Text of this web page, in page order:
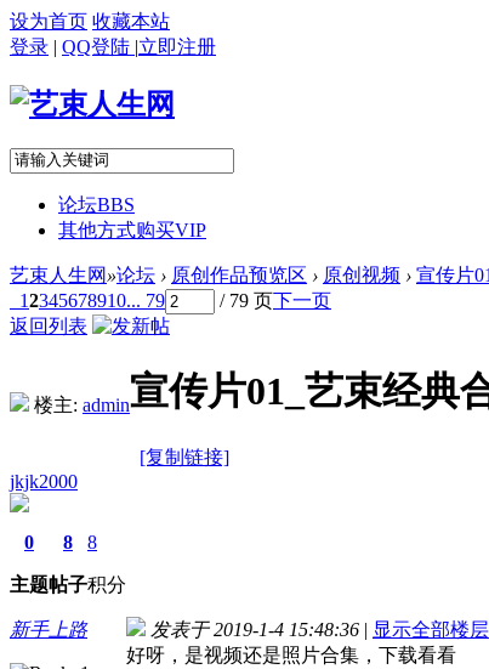
设为首页 收藏本站
登录 | QQ登陆 |立即注册
论坛BBS
其他方式购买VIP
艺束人生网 »论坛 › 原创作品预览区 › 原创视频 › 宣传片
12345678910... 79 / 79 页下一页
返回列表
楼主: admin宣传片01_艺束经典
[复制链接]
jkjk2000
0
主题
8
帖子
8
积分
新手上路 发表于 2019-1-4 15:48:36 | 显示全部楼层
好呀，是视频还是照片合集，下载看看